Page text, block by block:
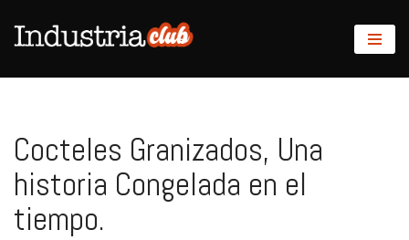
Saltar
Cocteles Granizados, Una
historia Congelada en el
tiempo.